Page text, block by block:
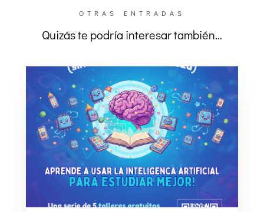
OTRAS ENTRADAS
Quizás te podría interesar también…